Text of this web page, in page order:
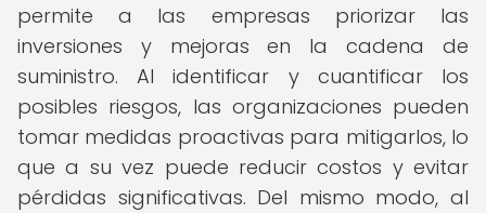
permite a las empresas priorizar las
inversiones y mejoras en la cadena de
suministro. Al identificar y cuantificar los
posibles riesgos, las organizaciones pueden
tomar medidas proactivas para mitigarlos, lo
que a su vez puede reducir costos y evitar
pérdidas significativas. Del mismo modo, al